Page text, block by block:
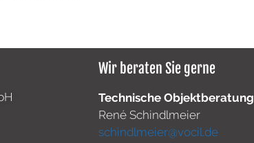
Wir beraten Sie gerne
Technische Objektberatung
René Schindlmeier
schindlmeier@vocil.de